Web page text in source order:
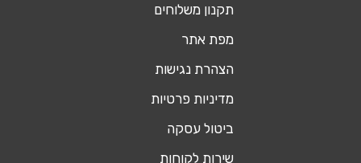
תקנון משלוחים
מפת אתר
הצהרת נגישות
מדיניות פרטיות
ביטול עסקה
שירות לקוחות